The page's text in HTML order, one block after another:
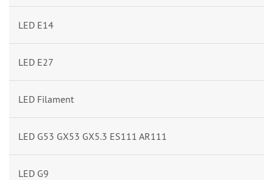
LED E14
LED E27
LED Filament
LED G53 GX53 GX5.3 ES111 AR111
LED G9